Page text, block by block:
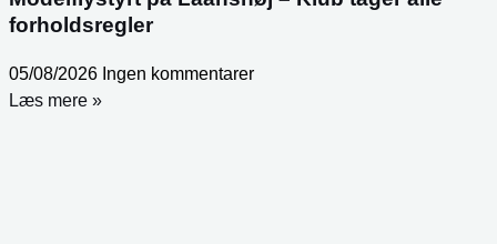
forholdsregler
05/08/2026 Ingen kommentarer
Læs mere »